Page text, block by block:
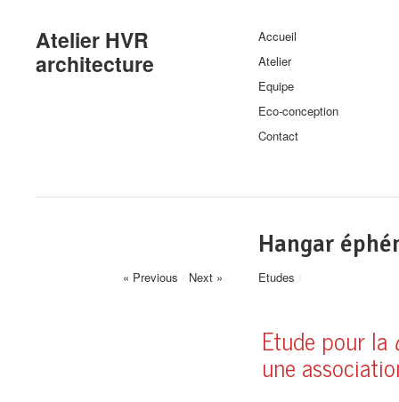
Atelier HVR
architecture
Accueil
Atelier
Equipe
Eco-conception
Contact
Hangar
« Previous / Next » Etudes /
Etude pour la
une